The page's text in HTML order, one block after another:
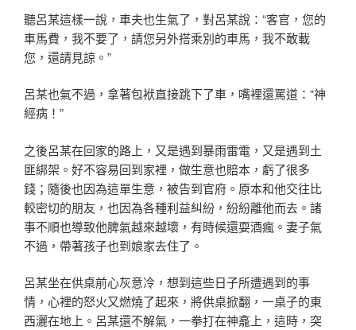
聽呂某這樣一說，車夫也生氣了，對呂某說：“客官，您的
車馬費，我不要了，請您另外搭乘別的車馬，我不敢載
您，還請見諒。”
呂某也氣不過，拿著包袱直接跳下了車，嘴裡還罵道：“神
經病！”
之後呂某在回家的路上，又是遇到暴雨雷電，又是遇到土
匪綁架。好不容易回到家裡，做生意也賠本，虧了很多
錢；隨後也因為這單生意，被告到官府。原本和他交往比
較密切的朋友，也因為各種利益糾紛，紛紛離他而去。諸
事不順也導致他脾氣越來越壞，有時候還耍酒瘋。妻子氣
不過，帶著孩子也到娘家去住了。
呂某坐在供桌前心灰意冷，想到這些日子所遭遇到的事
情，心裡的怒火又燃燒了起來，將供桌掀翻，一桌子的東
西灑在地上。呂某還不解氣，一拳打在神龕上，這時，突